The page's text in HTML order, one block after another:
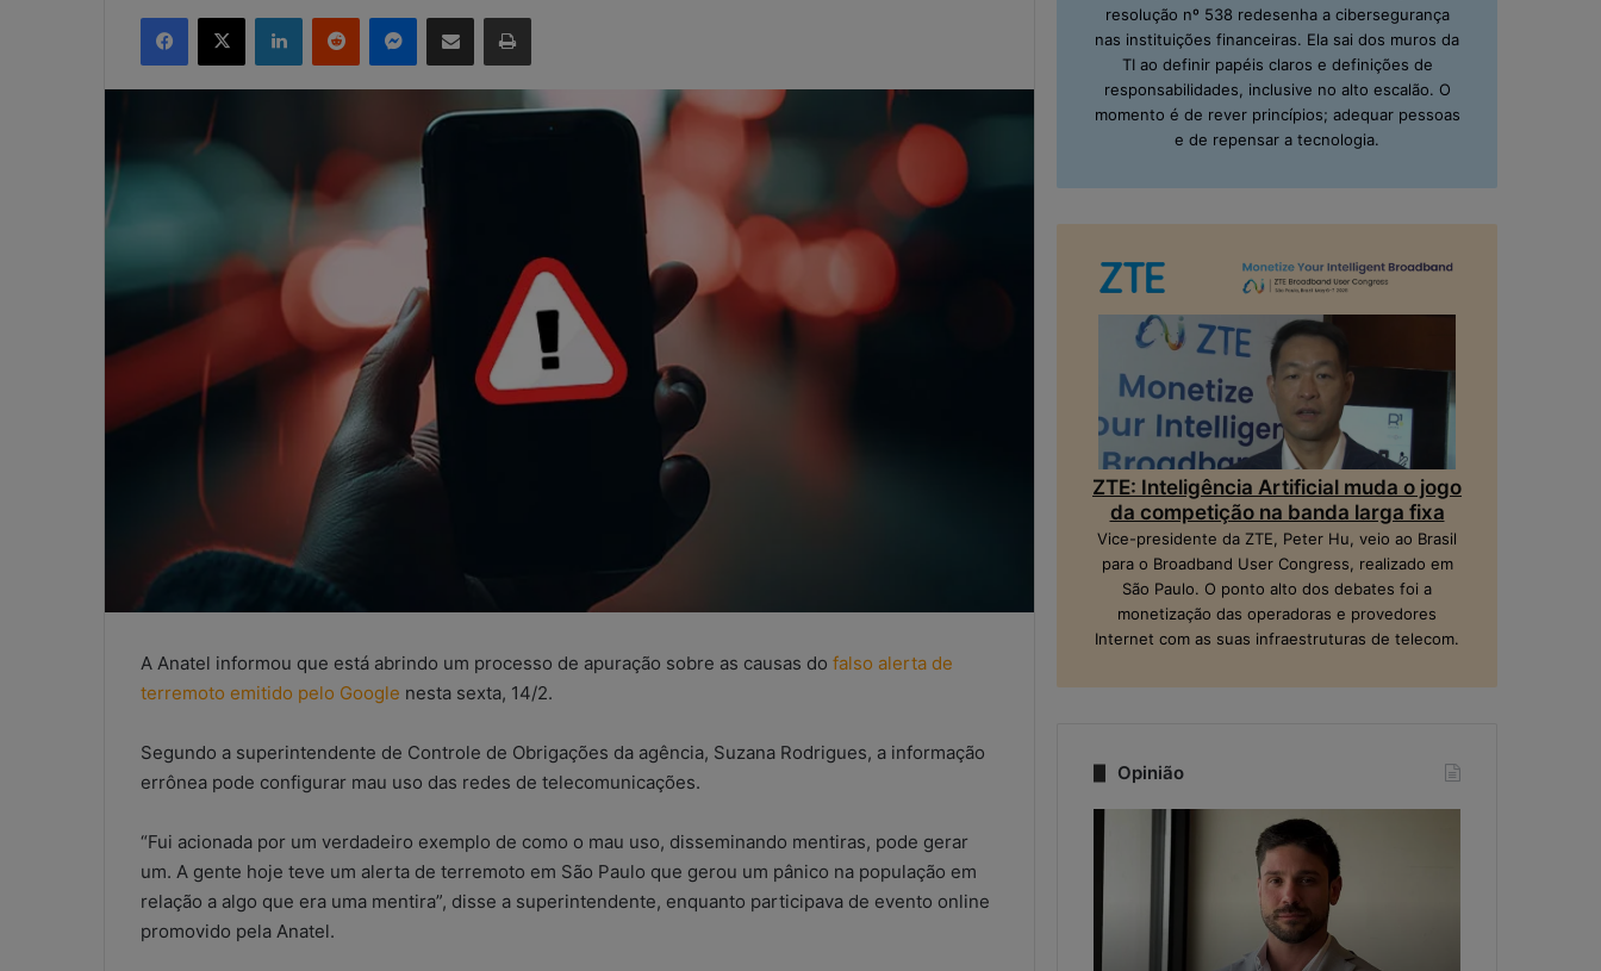
mail
Facebook
X LinkedinReddit Messenger
Compartilhar via e-mail Imprimir
A Anatel informou que está abrindo um processo de apuração sobre as causas do falso alerta de
terremoto emitido pelo Google nesta sexta, 14/2.
Segundo a superintendente de Controle de Obrigações da agência, Suzana Rodrigues, a informação
errônea pode configurar mau uso das redes de telecomunicações.
“Fui acionada por um verdadeiro exemplo de como o mau uso, disseminando mentiras, pode gerar
um. A gente hoje teve um alerta de terremoto em São Paulo que gerou um pânico na população em
relação a algo que era uma mentira”, disse a superintendente, enquanto participava de evento online
promovido pela Anatel.
resolução nº 538 redesenha a cibersegurança
nas instituições financeiras. Ela sai dos muros da
TI ao definir papéis claros e definições de
responsabilidades, inclusive no alto escalão. O
momento é de rever princípios; adequar pessoas
e de repensar a tecnologia.
ZTE: Inteligência Artificial muda o jogo
da competição na banda larga fixa
Vice-presidente da ZTE, Peter Hu, veio ao Brasil
para o Broadband User Congress, realizado em
São Paulo. O ponto alto dos debates foi a
monetização das operadoras e provedores
Internet com as suas infraestruturas de telecom.
Opinião
nos
escritórios
contábeis:
do
combate
às